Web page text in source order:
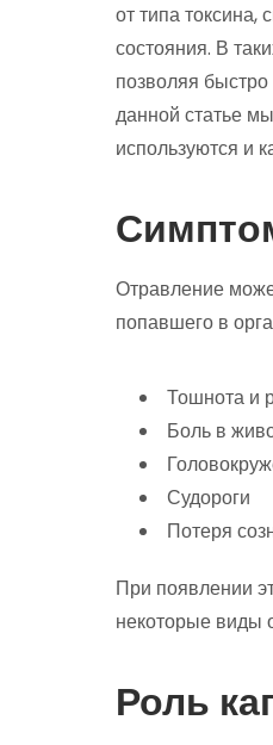
от типа токсина,
состояния. В
позволяя
данной статье
используются и
Отравление
попавшего в
Тошнота и
Боль в
Судороги
Потеря
При появлении
некоторые виды
Роль